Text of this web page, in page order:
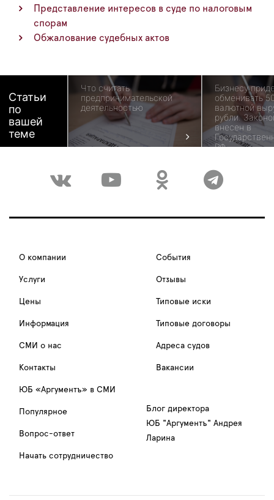
Представление интересов в суде по налоговым
спорам
Обжалование судебных актов
Статьи
по
вашей
теме
Что считать
предпринимательской
деятельностью
Бизнесу
обменивать
валютной
рубли.
внесен в
РФ
О компании
Услуги
Цены
Информация
СМИ о нас
Контакты
События
Отзывы
Типовые иски
Типовые договоры
Адреса судов
Вакансии
ЮБ «Аргументъ» в СМИ
Популярное
Вопрос-ответ
Начать сотрудничество
Блог директора
ЮБ "Аргументъ" Андрея
Ларина